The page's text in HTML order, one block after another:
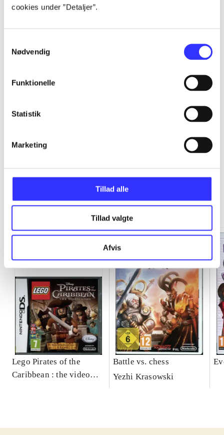
cookies under ”Detaljer”.
Nødvendig
Funktionelle
Statistik
Marketing
Tillad alle
Tillad valgte
Afvis
Minder om
Lego Pirates of the
Caribbean : the video
Battle vs. chess
Yezhi Krasowski